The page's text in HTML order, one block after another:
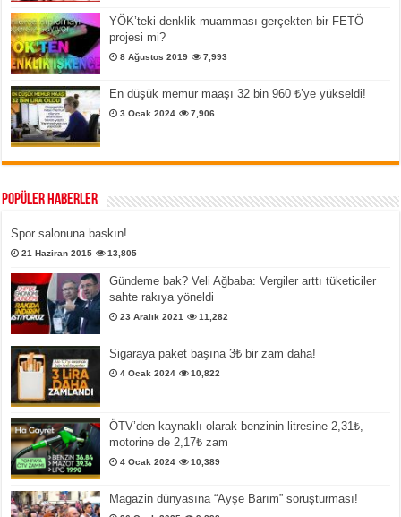
YÖK’teki denklik muamması gerçekten bir FETÖ
projesi mi?
8 Ağustos 2019 7,993
En düşük memur maaşı 32 bin 960 ₺’ye yükseldi!
3 Ocak 2024 7,906
Popüler Haberler
Spor salonuna baskın!
21 Haziran 2015 13,805
Gündeme bak? Veli Ağbaba: Vergiler arttı tüketiciler
sahte rakıya yöneldi
23 Aralık 2021 11,282
Sigaraya paket başına 3₺ bir zam daha!
4 Ocak 2024 10,822
ÖTV’den kaynaklı olarak benzinin litresine 2,31₺,
motorine de 2,17₺ zam
4 Ocak 2024 10,389
Magazin dünyasına “Ayşe Barım” soruşturması!